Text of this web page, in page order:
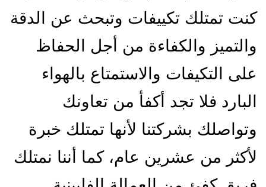
كنت تمتلك تكييفات وتبحث عن الدقة
والتميز والكفاءة من أجل الحفاظ
على التكيفات والاستمتاع بالهواء
البارد فلا تجد أكفأ من تعاونك
وتواصلك بشركتنا لأنها تمتلك خبرة
لأكثر من عشرين عام، كما أننا نمتلك